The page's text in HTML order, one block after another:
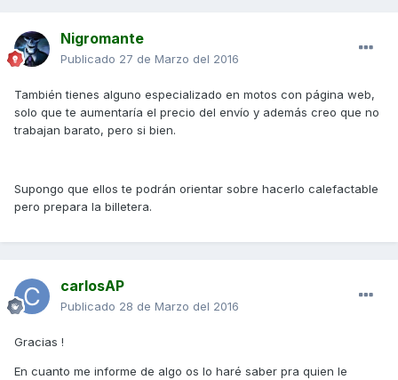
Nigromante
Publicado 27 de Marzo del 2016
También tienes alguno especializado en motos con página web,
solo que te aumentaría el precio del envío y además creo que no
trabajan barato, pero si bien.
Supongo que ellos te podrán orientar sobre hacerlo calefactable
pero prepara la billetera.
carlosAP
Publicado 28 de Marzo del 2016
Gracias !
En cuanto me informe de algo os lo haré saber pra quien le